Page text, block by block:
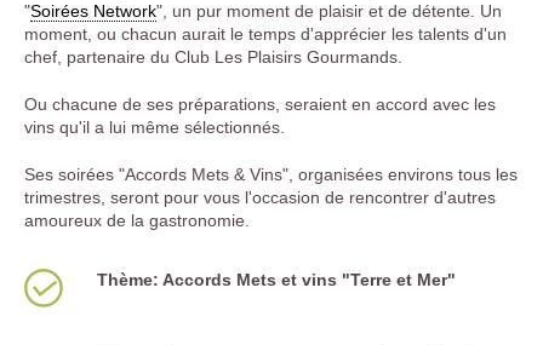
"Soirées Network", un pur moment de plaisir et de détente. Un
moment, ou chacun aurait le temps d'apprécier les talents d'un
chef, partenaire du Club Les Plaisirs Gourmands.
Ou chacune de ses préparations, seraient en accord avec les
vins qu'il a lui même sélectionnés.
Ses soirées "Accords Mets & Vins", organisées environs tous les
trimestres, seront pour vous l'occasion de rencontrer d'autres
amoureux de la gastronomie.
Thème: Accords Mets et vins "Terre et Mer"